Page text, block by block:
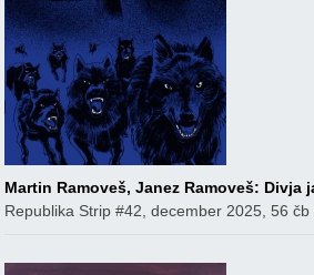
Martin Ramoveš, Janez Ramoveš: Divja
Republika Strip #42, december 2025, 56 čb